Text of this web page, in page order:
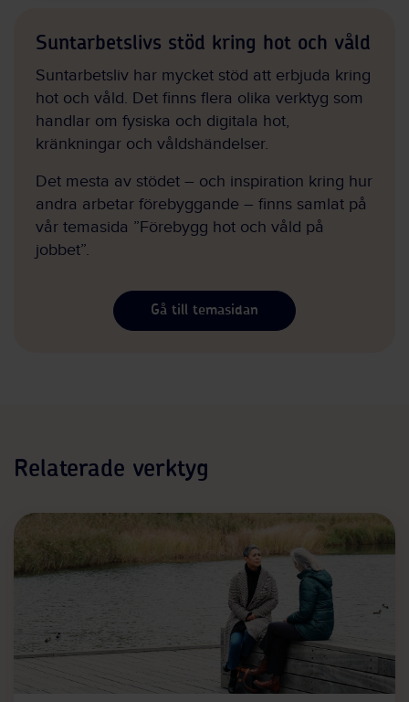
Suntarbetslivs stöd kring hot och våld
Suntarbetsliv har mycket stöd att erbjuda kring
hot och våld. Det finns flera olika verktyg som
handlar om fysiska och digitala hot,
kränkningar och våldshändelser.
Det mesta av stödet – och inspiration kring hur
andra arbetar förebyggande – finns samlat på
vår temasida ”Förebygg hot och våld på
jobbet”.
Gå till temasidan
Relaterade verktyg